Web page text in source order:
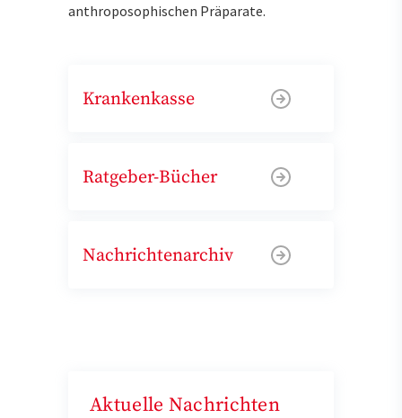
anthroposophischen Präparate.
Krankenkasse
Ratgeber-Bücher
Nachrichtenarchiv
Aktuelle Nachrichten